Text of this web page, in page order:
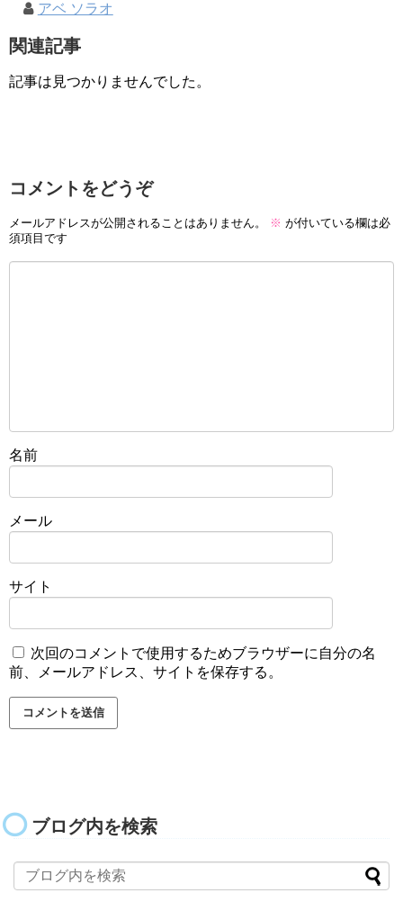
アベ ソラオ
関連記事
記事は見つかりませんでした。
コメントをどうぞ
メールアドレスが公開されることはありません。 ※ が付いている欄は必
須項目です
名前
メール
サイト
次回のコメントで使用するためブラウザーに自分の名
前、メールアドレス、サイトを保存する。
ブログ内を検索